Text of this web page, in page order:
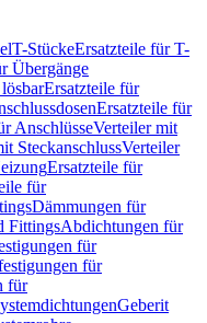
T-StückeErsatzteile für T-
Übergänge
Ersatzteile für
Ersatzteile für
AnschlüsseVerteiler mit
SteckanschlussVerteiler
Ersatzteile für
für
Dämmungen für
FittingsAbdichtungen für
für
für
für
Geberit